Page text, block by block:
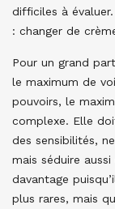
difficiles à
: changer de
Pour un grand
le maximum de
pouvoirs, le
complexe. Elle
des sensibilités,
mais séduire
davantage
plus rares, mais